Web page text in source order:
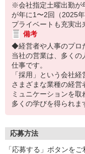
※会社指定土曜出勤が
が年に1〜2回（2025
プライベートも充実出
備考
◆経営者や人事のプロ
当社の営業は、多くの
仕事です。
「採用」という会社
さまざまな業種の経営
ミュニケーションを取
多くの学びを得られま
応募方法
「応募する」ボタンをご